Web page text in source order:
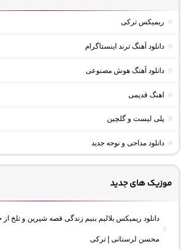
ریمیکس ترکی
دانلود آهنگ ترند اینستاگرام
دانلود آهنگ هوش مصنوعی
اهنگ قدیمی
پلی لیست و گلچین
دانلود مداحی و نوحه جدید
موزیک های جدید
دانلود ریمیکس بلالیم بنیم زندگی قصه شیرین و تلخ
محسن لرستانی | ترکی